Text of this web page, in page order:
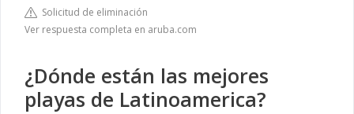
Solicitud de eliminación
Ver respuesta completa en aruba.com
¿Dónde están las mejores
playas de Latinoamerica?